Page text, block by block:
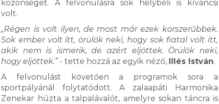
közönséget. A felvonulásra sok helybéli is kíváncsi
volt.
„Régen is volt ilyen, de most már ezek korszerűbbek.
Sok ember volt itt, örülök neki, hogy sok fiatal volt itt,
akik nem is ismerik, de azért eljöttek. Örülök neki,
hogy eljöttek.”- tette hozzá az egyik néző, Illés István.
A felvonulást követően a programok sora a
sportpályánál folytatódott. A zalaapáti Harmonika
Zenekar húzta a talpalávalót, amelyre sokan táncra is